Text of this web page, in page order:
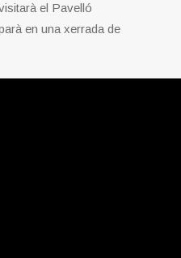
el Pavelló
en una xerrada de